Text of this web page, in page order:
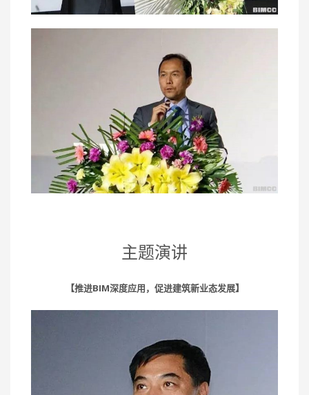
主题演讲
【推进BIM深度应用，促进建筑新业态发展】